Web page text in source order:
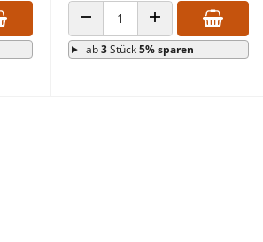
ANZAHL VERRINGERNANZAHL ERHÖHEN
ab3Stück5% sparen